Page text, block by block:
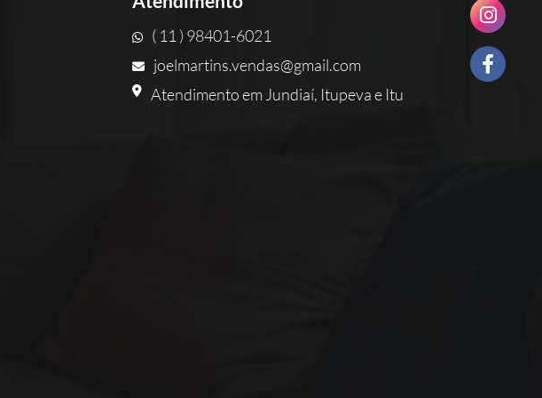
( 11 ) 98401-6021
joelmartins.vendas@gmail.com
Atendimento em Jundiaí, Itupeva e Itu